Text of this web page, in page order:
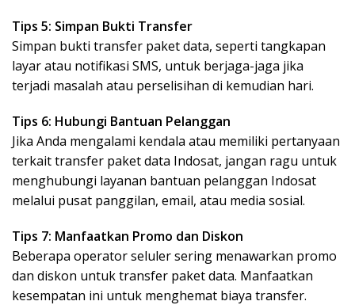
Tips 5: Simpan Bukti Transfer
Simpan bukti transfer paket data, seperti tangkapan
layar atau notifikasi SMS, untuk berjaga-jaga jika
terjadi masalah atau perselisihan di kemudian hari.
Tips 6: Hubungi Bantuan Pelanggan
Jika Anda mengalami kendala atau memiliki pertanyaan
terkait transfer paket data Indosat, jangan ragu untuk
menghubungi layanan bantuan pelanggan Indosat
melalui pusat panggilan, email, atau media sosial.
Tips 7: Manfaatkan Promo dan Diskon
Beberapa operator seluler sering menawarkan promo
dan diskon untuk transfer paket data. Manfaatkan
kesempatan ini untuk menghemat biaya transfer.